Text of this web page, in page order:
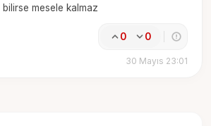
mesele kalmaz
0 0
30 Mayıs 23:01